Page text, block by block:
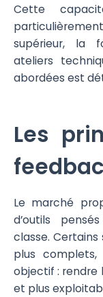
Cette
supérieur, la
ateliers
abordées est
Les
Le marché
d’outils
classe. Certains
plus
objectif : rendre
et plus